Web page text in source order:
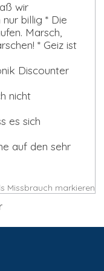
wir
billig * Die
Marsch,
* Geiz ist
Discounter
nicht
es sich
auf den sehr
Missbrauch markieren
Seite: